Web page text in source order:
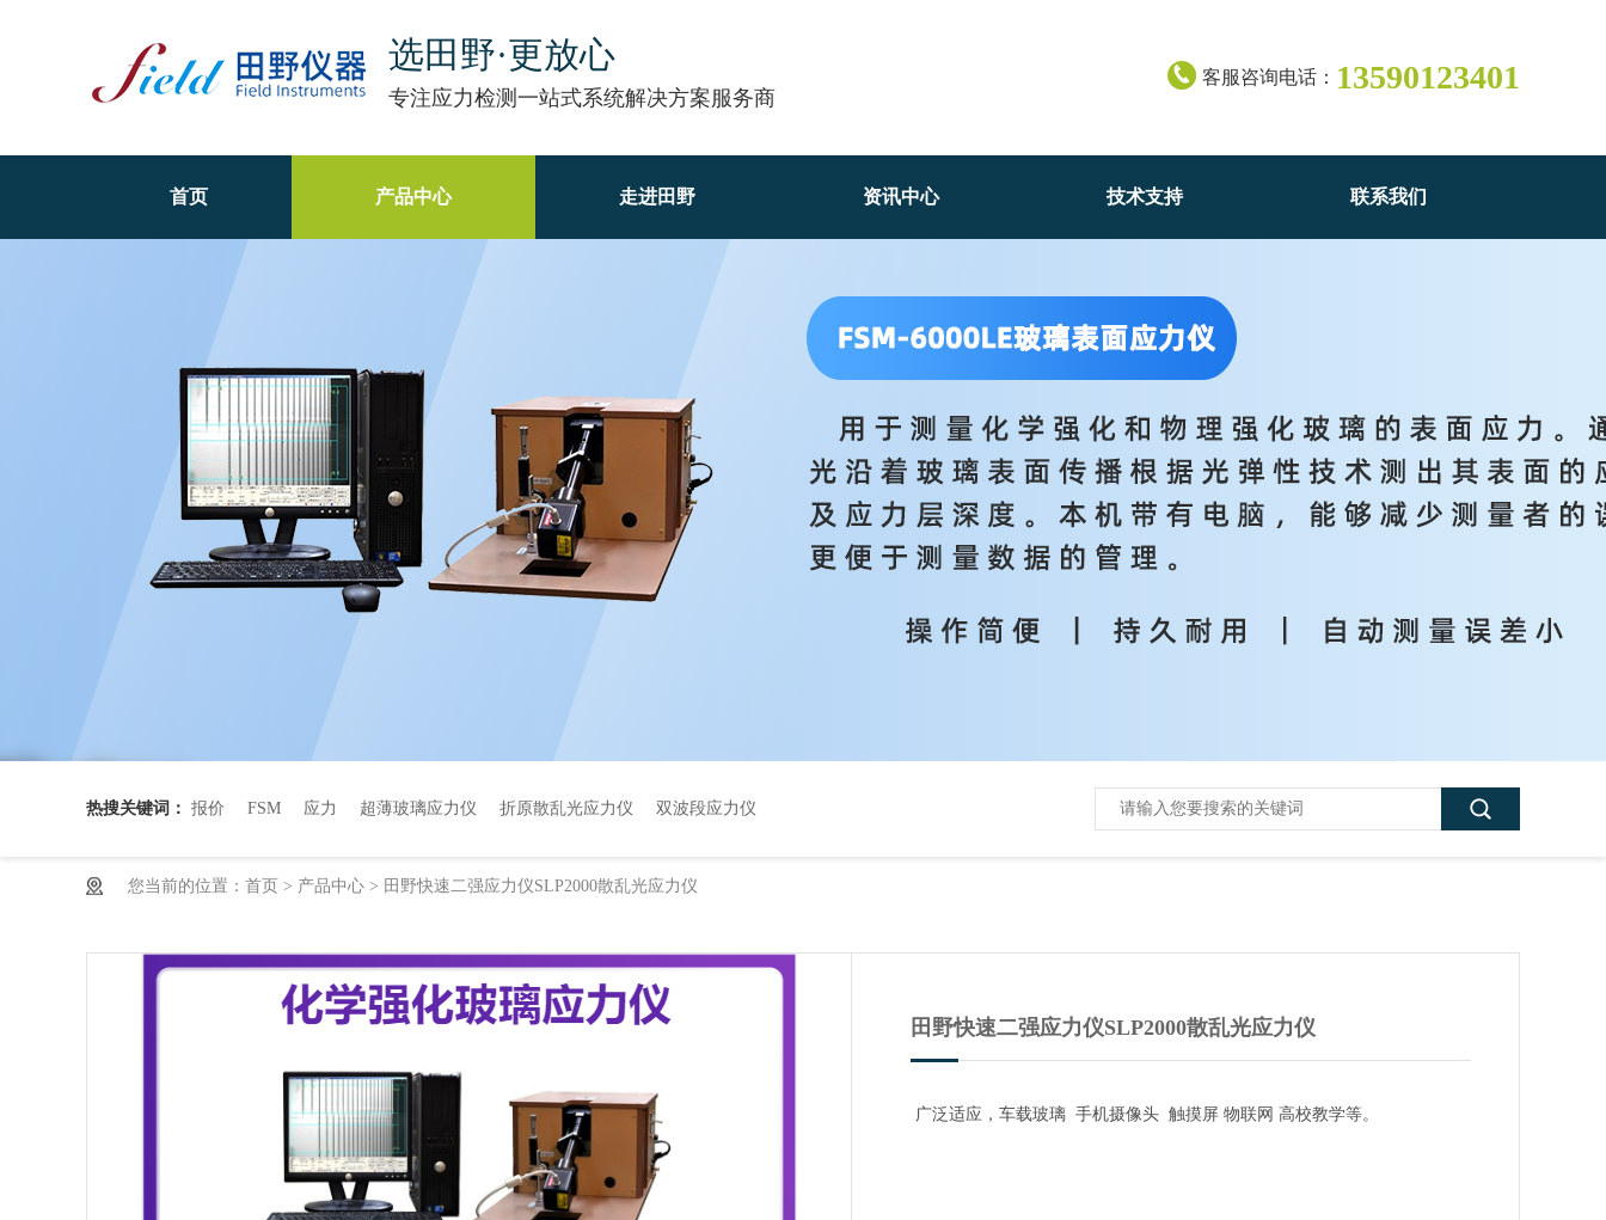
选田野·更放心
专注应力检测一站式系统解决方案服务商
客服咨询电话： 13590123401
首页 产品中心 走进田野 资讯中心 技术支持 联系我们
热搜关键词： 报价 FSM 应力 超薄玻璃应力仪 折原散乱光应力仪 双波段应力仪
您当前的位置： 首页 > 产品中心 > 田野快速二强应力仪SLP2000散乱光应力仪
田野快速二强应力仪SLP2000散乱光应力仪
广泛适应，车载玻璃 手机摄像头 触摸屏 物联网 高校教学等。